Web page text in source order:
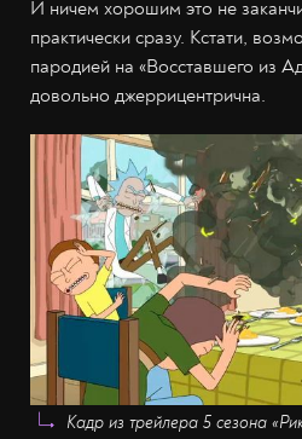
И ничем хорошим это не
практически сразу. Кстати,
пародией на «Восставшего из
довольно джеррицентрична.
Кадр из трейлера 5 сезона